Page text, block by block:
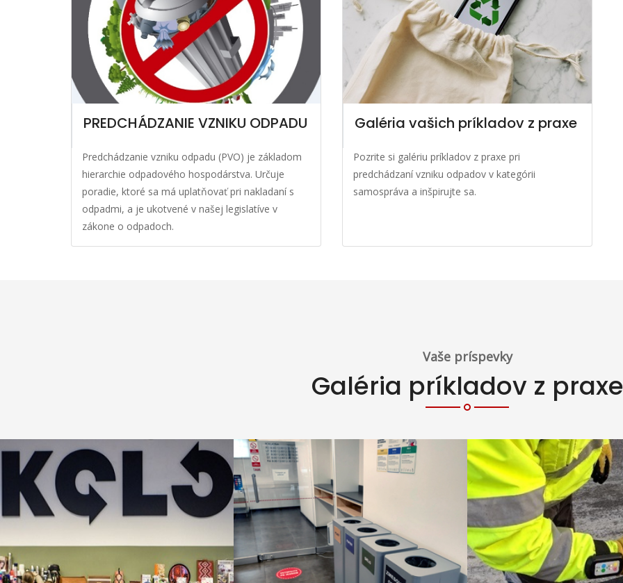
PREDCHÁDZANIE VZNIKU ODPADU
Predchádzanie vzniku odpadu (PVO) je základom
hierarchie odpadového hospodárstva. Určuje
poradie, ktoré sa má uplatňovať pri nakladaní s
odpadmi, a je ukotvené v našej legislatíve v
zákone o odpadoch.
Galéria vašich príkladov z praxe
Pozrite si galériu príkladov z praxe pri
predchádzaní vzniku odpadov v kategórii
samospráva a inšpirujte sa.
Vaše príspevky
Galéria príkladov z praxe